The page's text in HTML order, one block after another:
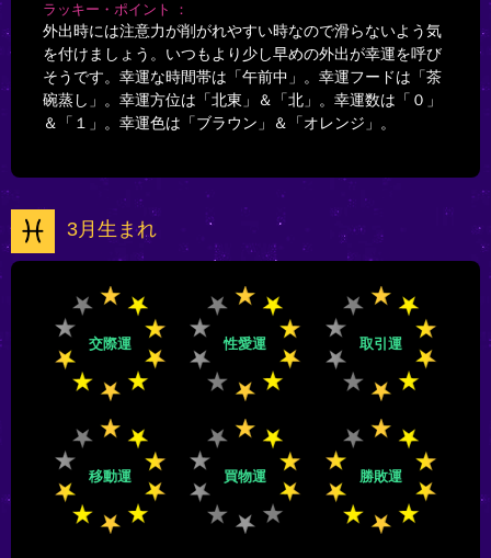
ラッキー・ポイント
外出時には注意力が削がれやすい時なので滑らないよう気
を付けましょう。いつもより少し早めの外出が幸運を呼び
そうです。幸運な時間帯は「午前中」。幸運フードは「茶
碗蒸し」。幸運方位は「北東」＆「北」。幸運数は「０」
＆「１」。幸運色は「ブラウン」＆「オレンジ」。
3月生まれ
交際運 性愛運 取引運
移動運 買物運 勝敗運